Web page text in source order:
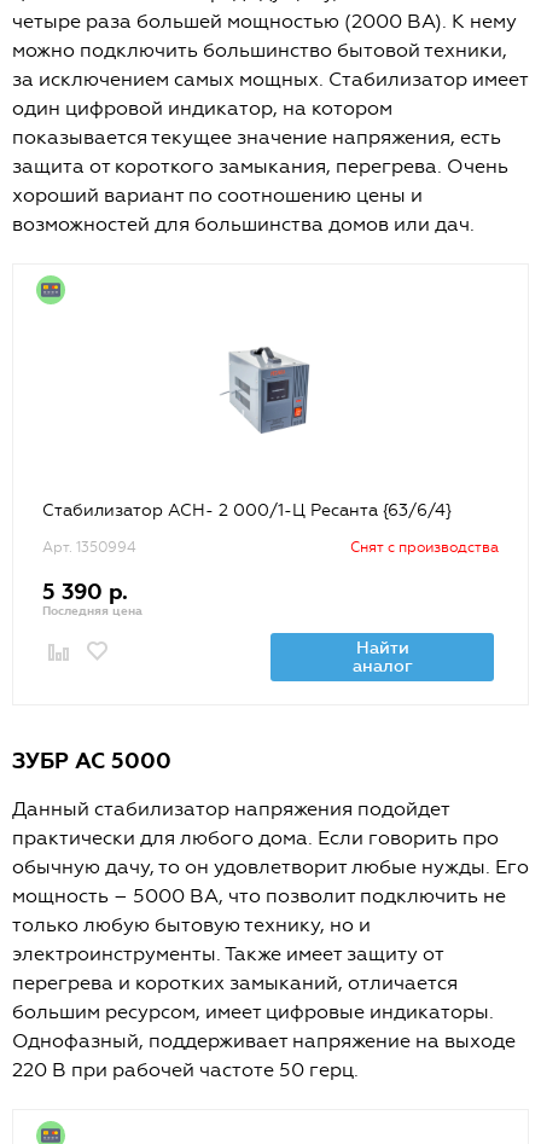
четыре раза большей мощностью (2000 ВА). К нему
можно подключить большинство бытовой техники,
за исключением самых мощных. Стабилизатор имеет
один цифровой индикатор, на котором
показывается текущее значение напряжения, есть
защита от короткого замыкания, перегрева. Очень
хороший вариант по соотношению цены и
возможностей для большинства домов или дач.
Стабилизатор АСН- 2 000/1-Ц Ресанта {63/6/4}
Арт. 1350994 Снят с производства
5 390 р.
Последняя цена
Найти
аналог
ЗУБР АС 5000
Данный стабилизатор напряжения подойдет
практически для любого дома. Если говорить про
обычную дачу, то он удовлетворит любые нужды. Его
мощность – 5000 ВА, что позволит подключить не
только любую бытовую технику, но и
электроинструменты. Также имеет защиту от
перегрева и коротких замыканий, отличается
большим ресурсом, имеет цифровые индикаторы.
Однофазный, поддерживает напряжение на выходе
220 В при рабочей частоте 50 герц.